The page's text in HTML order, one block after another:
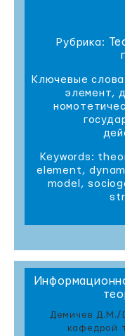
Рубрика:
Ключевые
элемент,
Keywords:
element,
model,
Демичев Д.М./
кафедрой